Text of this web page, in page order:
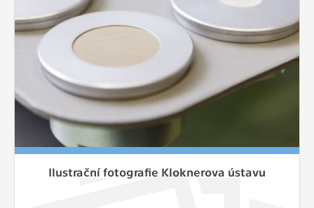
Ilustrační fotografie Kloknerova ústavu